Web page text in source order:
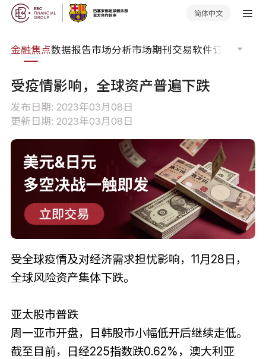
简体中文
金融焦点数据报告市场分析市场期刊交易软件订单流
受疫情影响，全球资产普遍下跌
发布日期: 2023年03月08日
更新日期: 2023年03月08日
受全球疫情及对经济需求担忧影响，11月28日，
全球风险资产集体下跌。
亚太股市普跌
周一亚市开盘，日韩股市小幅低开后继续走低。
截至目前，日经225指数跌0.62%，澳大利亚